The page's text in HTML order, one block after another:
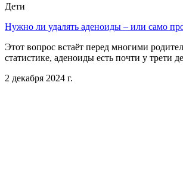
Дети
Нужно ли удалять аденоиды – или само
Этот вопрос встаёт перед многими
статистике, аденоиды есть почти у трети
2 декабря 2024 г.